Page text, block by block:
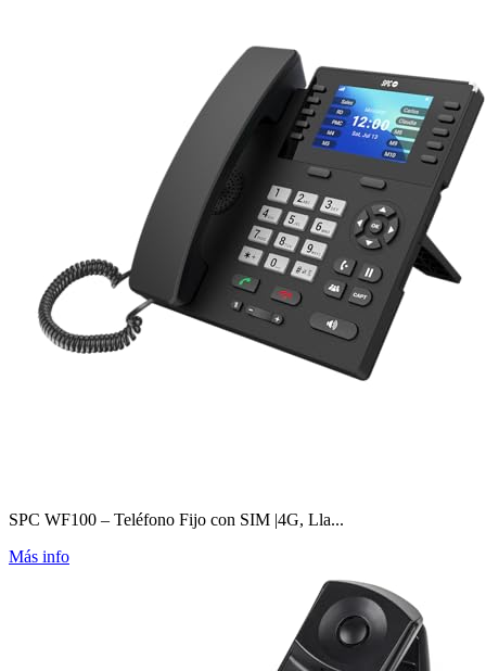
SPC WF100 – Teléfono Fijo con SIM |4G, Lla...
Más info